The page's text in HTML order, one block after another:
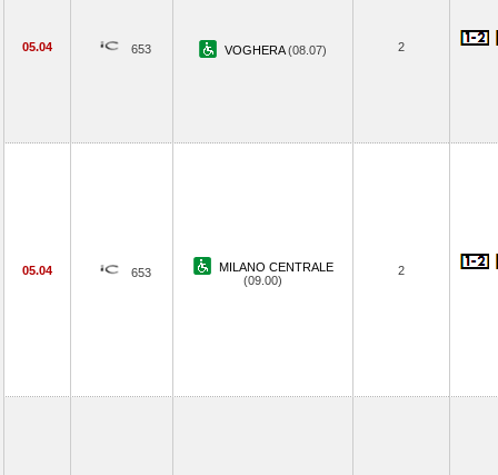
05.04 653 VOGHERA(08.07) 2
05.04 653
MILANO CENTRALE
(09.00)
2